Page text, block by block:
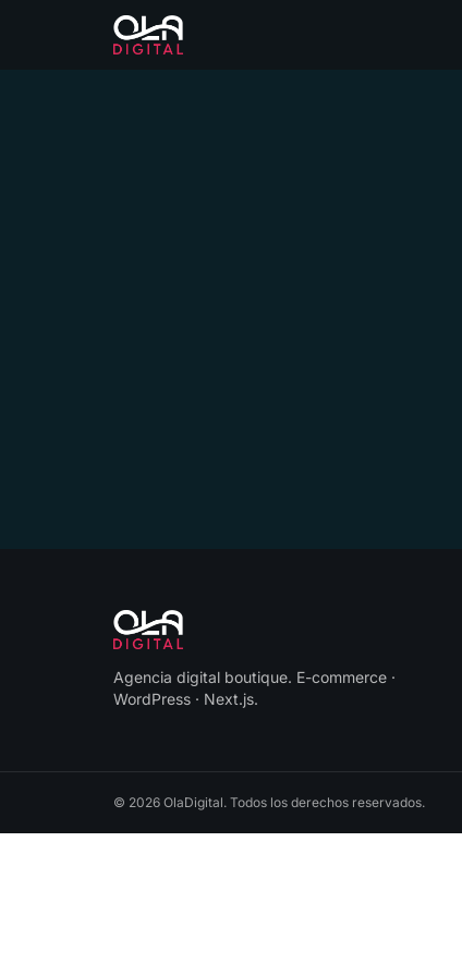
Agencia digital boutique. E-commerce ·
WordPress · Next.js.
© 2026 OlaDigital. Todos los derechos reservados.